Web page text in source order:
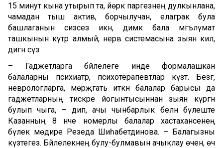
15 минут кына утырып та, йөрәк парәгезнең дулкынлана,
чамадан тыш актив, борчылучан, елаграк була
башлаганын сизәсез икән, димәк бала мәгълүмат
ташкынын күтәрә алмый, нерв системасына зыян килә,
дигән сүз.
– Гаджетларга бәйлелеге инде формалашкан
балаларны психиатр, психотерапевтлар күзәтә. Безгә,
неврологларга, мөрәҗәгать иткән балалар барысы да
гаджетларның тискәре йогынтысыннан зыян күргән
булып чыга, – дип, ачы чынбарлык белән бүлеште
Казанның 8 нче номерлы балалар хастаханәсенең
бүлек мөдире Резеда Шиһабетдинова. – Балагызны
күзәтегез. Бәйлелекнең булу-булмавын ачыклау өчен, өч